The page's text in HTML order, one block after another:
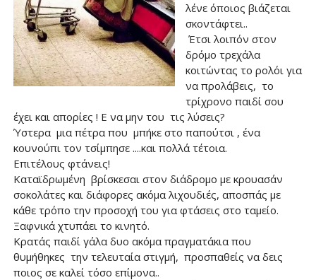
λένε όποιος βιάζεται
σκοντάφτει..
Έτσι λοιπόν στον
δρόμο τρεχάλα
κοιτώντας το ρολόι για
να προλάβεις, το
τρίχρονο παιδί σου
έχει και απορίες ! Ε να μην του τις λύσεις?
Ύστερα μια πέτρα που μπήκε στο παπούτσι , ένα
κουνούπι τον τσίμπησε ....και πολλά τέτοια.
Επιτέλους φτάνεις!
Καταϊδρωμένη βρίσκεσαι στον διάδρομο με κρουασάν
σοκολάτες και διάφορες ακόμα λιχουδιές, αποσπάς με
κάθε τρόπο την προσοχή του για φτάσεις στο ταμείο.
Ξαφνικά χτυπάει το κινητό.
Κρατάς παιδί γάλα δυο ακόμα πραγματάκια που
θυμήθηκες την τελευταία στιγμή, προσπαθείς να δεις
ποιος σε καλεί τόσο επίμονα..